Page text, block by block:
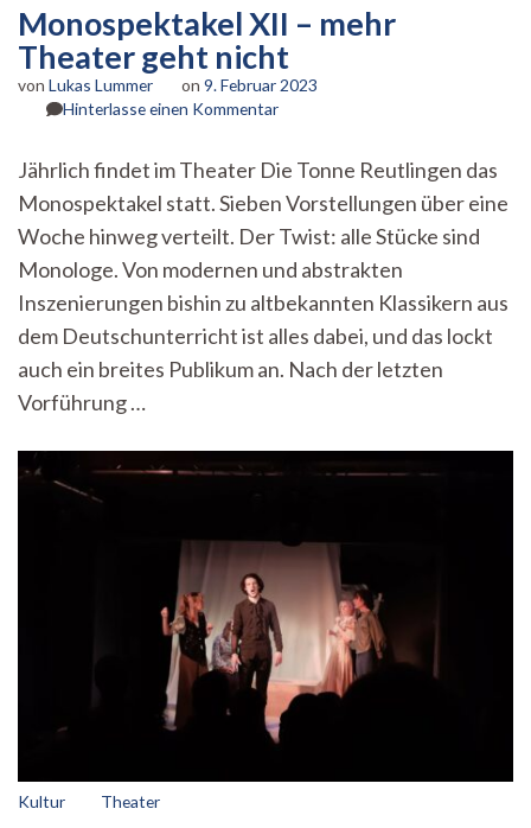
Monospektakel XII – mehr
Theater geht nicht
von Lukas Lummer on 9. Februar 2023
Hinterlasse einen Kommentarzu
–
mehr
Theater
geht
nicht
Jährlich findet im Theater Die Tonne Reutlingen das
Monospektakel statt. Sieben Vorstellungen über eine
Woche hinweg verteilt. Der Twist: alle Stücke sind
Monologe. Von modernen und abstrakten
Inszenierungen bishin zu altbekannten Klassikern aus
dem Deutschunterricht ist alles dabei, und das lockt
auch ein breites Publikum an. Nach der letzten
Vorführung …
Kultur Theater